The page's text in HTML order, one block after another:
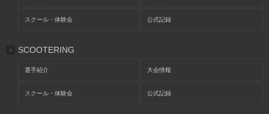
スクール・体験会 公式記録
SCOOTERING
選手紹介 大会情報
スクール・体験会 公式記録